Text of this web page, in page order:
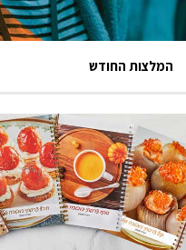
המלצות החודש